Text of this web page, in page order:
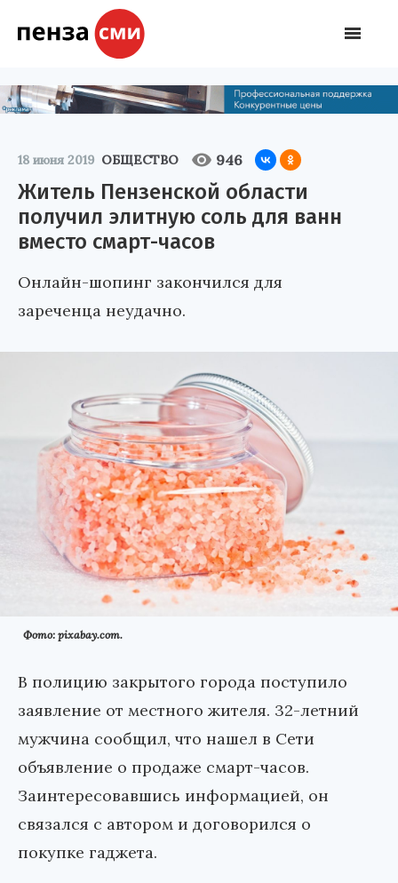
18 июня 2019 ОБЩЕСТВО 946
Житель Пензенской области
получил элитную соль для ванн
вместо смарт-часов
Онлайн-шопинг закончился для
зареченца неудачно.
Фото: pixabay.com.
В полицию закрытого города поступило
заявление от местного жителя. 32-летний
мужчина сообщил, что нашел в Сети
объявление о продаже смарт-часов.
Заинтересовавшись информацией, он
связался с автором и договорился о
покупке гаджета.